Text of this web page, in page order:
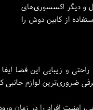
و دیگر اکسسوری‌های
از کابین دوش را
و زیبایی این فضا
ضروری‌ترین لوازم جانبی
امنیت افراد را در زمان